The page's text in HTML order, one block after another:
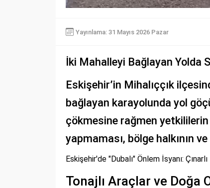
Yayınlama: 31 Mayıs 2026 Pazar
İki Mahalleyi Bağlayan Yolda
Eskişehir’in Mihalıççık
bağlayan karayolunda yol
çökmesine rağmen yetkililerin
yapmaması, bölge halkının
Eskişehir'de "Dubalı" Önlem İsyanı:
Tonajlı Araçlar ve Doğa